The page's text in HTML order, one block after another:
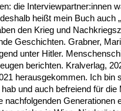
die Interviewpartner:innen
heißt mein Buch auch
den Krieg und
Geschichten. Grabner,
unter Hitler.
berichten. Kralverlag,
herausgekommen. Ich bin
und auch befreiend für die
nachfolgenden Generationen